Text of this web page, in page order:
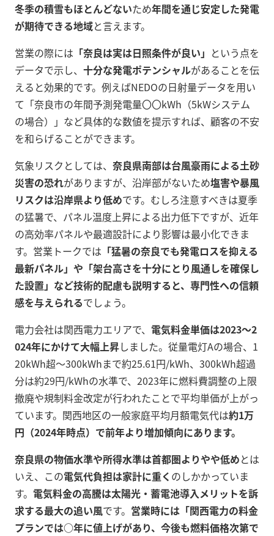
冬季の積雪もほとんどないため年間を通じ安定した発電
が期待できる地域と言えます。
営業の際には 「奈良は実は日照条件が良い」 という点を
データで示し、 十分な発電ポテンシャルがあることを伝
えると効果的です。例えばNEDOの日射量データを用い
て「奈良市の年間予測発電量〇〇kWh（5kWシステム
の場合）」など具体的な数値を提示すれば、顧客の不安
を和らげることができます。
気象リスクとしては、 奈良県南部は台風豪雨による土砂
災害の恐れがありますが、沿岸部がないため塩害や暴風
リスクは沿岸県より低めです。むしろ注意すべきは夏季
の猛暑で、パネル温度上昇による出力低下ですが、近年
の高効率パネルや最適設計により影響は最小化できま
す。営業トークでは 「猛暑の奈良でも発電ロスを抑える
最新パネル」や「架台高さを十分にとり風通しを確保し
た設置」など技術的配慮も説明すると、専門性への信頼
感を与えられるでしょう。
電力会社は関西電力エリアで、 電気料金単価は2023～2
024年にかけて大幅上昇しました。従量電灯Aの場合、1
20kWh超～300kWhまで約25.61円/kWh、300kWh超過
分は約29円/kWhの水準で、2023年に燃料費調整の上限
撤廃や規制料金改定が行われたことで平均単価が上がっ
ています。関西地区の一般家庭平均月額電気代は約1万
円（2024年時点）で前年より増加傾向にあります。
奈良県の物価水準や所得水準は首都圏よりやや低めとは
いえ、この電気代負担は家計に重く のしかかっていま
す。 電気料金の高騰は太陽光・蓄電池導入メリットを訴
求する最大の追い風です。 営業時には「関西電力の料金
プランでは○年に値上げがあり、今後も燃料価格次第で